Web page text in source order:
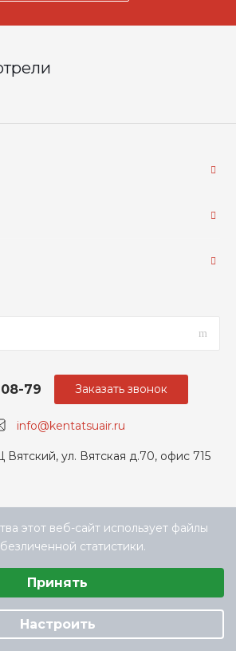
info@kentatsuair.ru
79
Вятский, ул. Вятская д.70, офис 715
Заказать звонок
дилер Kentatsu в РФ
этот веб-сайт использует файлы
статистики.
Принять
Настроить